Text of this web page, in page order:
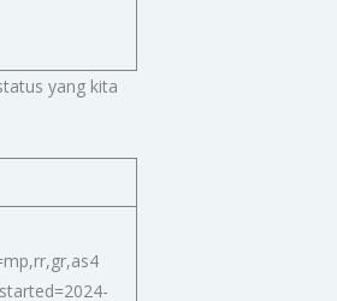
yang kita